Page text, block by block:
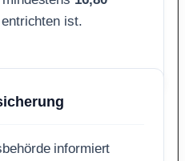
ist.
informiert